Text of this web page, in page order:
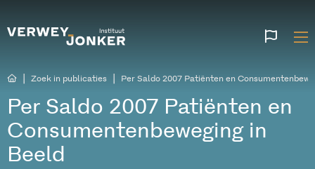
Zoek in publicaties Per Saldo 2007 Patiënten en
Per Saldo 2007 Patiënten en
Consumentenbeweging in
Beeld